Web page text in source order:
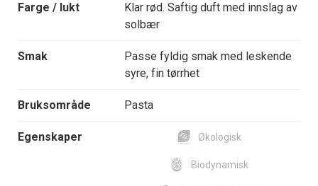
Farge / lukt
Klar rød. Saftig duft med innslag av
solbær
Smak
Passe fyldig smak med leskende
syre, fin tørrhet
Bruksområde Pasta
Egenskaper Økologisk
Biodynamisk